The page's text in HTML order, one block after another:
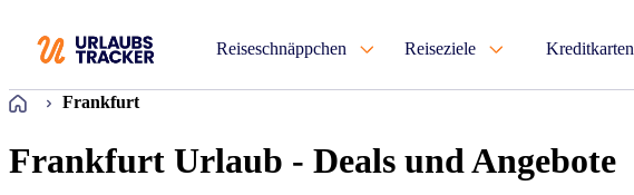
Reiseschnäppchen Reiseziele Kreditkarten
Startseite
Frankfurt
Frankfurt Urlaub - Deals und Angebote